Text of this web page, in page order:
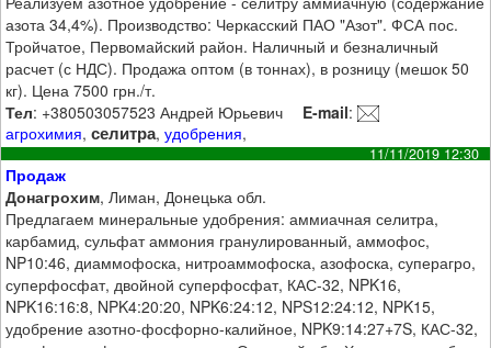
азота 34,4%). Производство: Черкасский ПАО "Азот". ФСА пос.
Тройчатое, Первомайский район. Наличный и безналичный
расчет (с НДС). Продажа оптом (в тоннах), в розницу (мешок 50
кг). Цена 7500 грн./т.
Тел: +380503057523 Андрей Юрьевич E-mail:
агрохимия,селитра,удобрения,
11/11/2019 12:30
Продаж
Донагрохим, Лиман, Донецька обл.
Предлагаем минеральные удобрения: аммиачная селитра,
карбамид, сульфат аммония гранулированный, аммофос,
NP10:46, диаммофоска, нитроаммофоска, азофоска, суперагро,
суперфосфат, двойной суперфосфат, КАС-32, NPK16,
NPK16:16:8, NPK4:20:20, NPK6:24:12, NPS12:24:12, NPK15,
удобрение азотно-фосфорно-калийное, NPK9:14:27+7S, КАС-32,